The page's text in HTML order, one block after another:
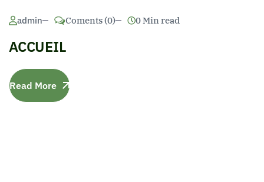
admin Coments (0) 0 Min read
ACCUEIL
Read More